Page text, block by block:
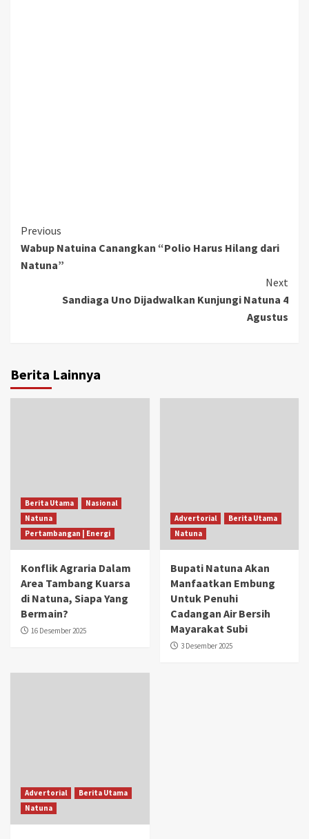
Continue
Reading
Previous
Wabup Natuina Canangkan “Polio Harus Hilang dari
Natuna”
Next
Sandiaga Uno Dijadwalkan Kunjungi Natuna 4
Agustus
Berita Lainnya
Berita Utama
Nasional
Natuna
Pertambangan | Energi
Konflik Agraria Dalam
Area Tambang Kuarsa
di Natuna, Siapa Yang
Bermain?
16 Desember 2025
Advertorial
Berita Utama
Natuna
Bupati Natuna Akan
Manfaatkan Embung
Untuk Penuhi
Cadangan Air Bersih
Mayarakat Subi
3 Desember 2025
Advertorial
Berita Utama
Natuna